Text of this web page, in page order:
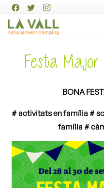
Festa Major
BONA
# activitats en família #
família #